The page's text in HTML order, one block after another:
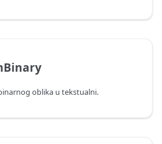
oblika u tekstualni.